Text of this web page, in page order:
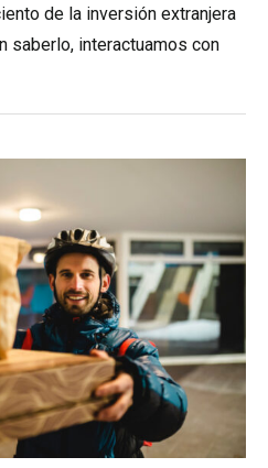
de la inversión extranjera
saberlo, interactuamos con